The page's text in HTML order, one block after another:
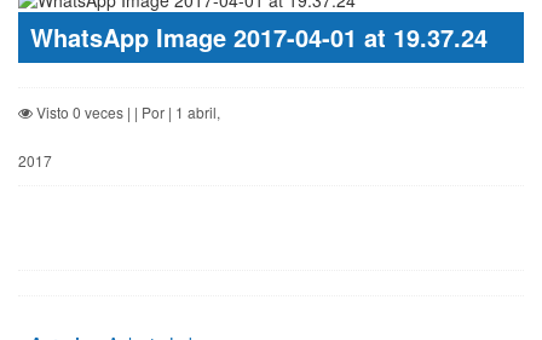
WhatsApp Image 2017-04-01 at 19.37.24
Visto 0 veces | | Por | 1 abril,
2017